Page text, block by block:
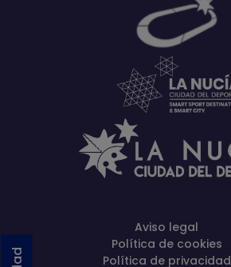
Aviso legal
Política de cookies
Política de privacidad